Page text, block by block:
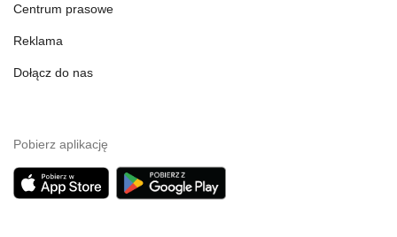
Centrum prasowe
Reklama
Dołącz do nas
Pobierz aplikację